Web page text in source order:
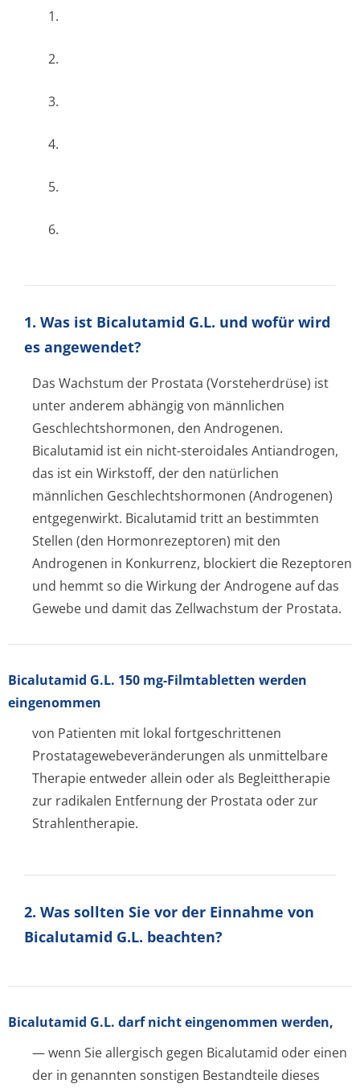
1.
2.
3.
4.
5.
6.
1. Was ist Bicalutamid G.L. und wofür wird
es angewendet?
Das Wachstum der Prostata (Vorsteherdrüse) ist
unter anderem abhängig von männlichen
Geschlechtshor­monen, den Androgenen.
Bicalutamid ist ein nicht-steroidales Antiandrogen,
das ist ein Wirkstoff, der den natürlichen
männlichen Geschlechtshormonen (Androgenen)
entgegenwirkt. Bicalutamid tritt an bestimmten
Stellen (den Hormonrezeptoren) mit den
Androgenen in Konkurrenz, blockiert die Rezeptoren
und hemmt so die Wirkung der Androgene auf das
Gewebe und damit das Zellwachstum der Prostata.
Bicalutamid G.L. 150 mg-Filmtabletten werden
eingenommen
von Patienten mit lokal fortgeschrittenen
Prostatagewebe­veränderungen als unmittelbare
Therapie entweder allein oder als Begleittherapie
zur radikalen Entfernung der Prostata oder zur
Strahlentherapie.
2. Was sollten Sie vor der Einnahme von
Bicalutamid G.L. beachten?
Bicalutamid G.L. darf nicht eingenommen werden,
— wenn Sie allergisch gegen Bicalutamid oder einen
der in genannten sonstigen Bestandteile dieses